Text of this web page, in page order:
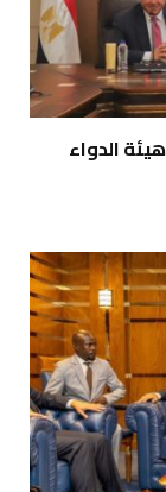
الدواء